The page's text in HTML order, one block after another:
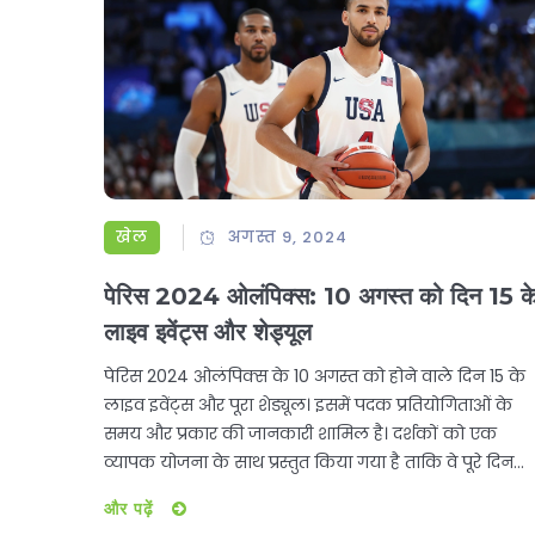
खेल अगस्त 9, 2024
पेरिस 2024 ओलंपिक्स: 10 अगस्त को दिन 15
लाइव इवेंट्स और शेड्यूल
पेरिस 2024 ओलंपिक्स के 10 अगस्त को होने वाले दिन 15 के
लाइव इवेंट्स और पूरा शेड्यूल। इसमें पदक प्रतियोगिताओं के
समय और प्रकार की जानकारी शामिल है। दर्शकों को एक
व्यापक योजना के साथ प्रस्तुत किया गया है ताकि वे पूरे दिन
और पढ़ें